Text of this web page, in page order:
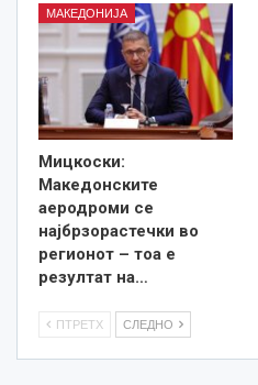
МАКЕДОНИЈА
Мицкоски:
Македонските
аеродроми се
најбрзорастечки во
регионот – тоа е
резултат на…
ПТРЕТХ СЛЕДНО